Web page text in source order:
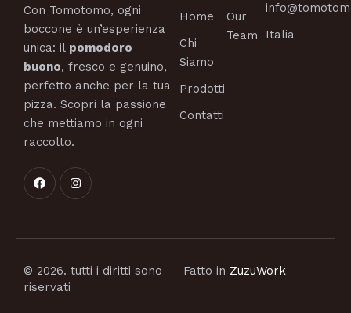
Con Tomotomo, ogni
boccone è un’esperienza
unica: il pomodoro
buono, fresco e genuino,
perfetto anche per la tua
pizza. Scopri la passione
che mettiamo in ogni
raccolto.
Home
Chi
Siamo
Prodotti
Contatti
Our
Team
Italia
© 2026. tutti i diritti sono
riservati
Fatto in ZuzuWork